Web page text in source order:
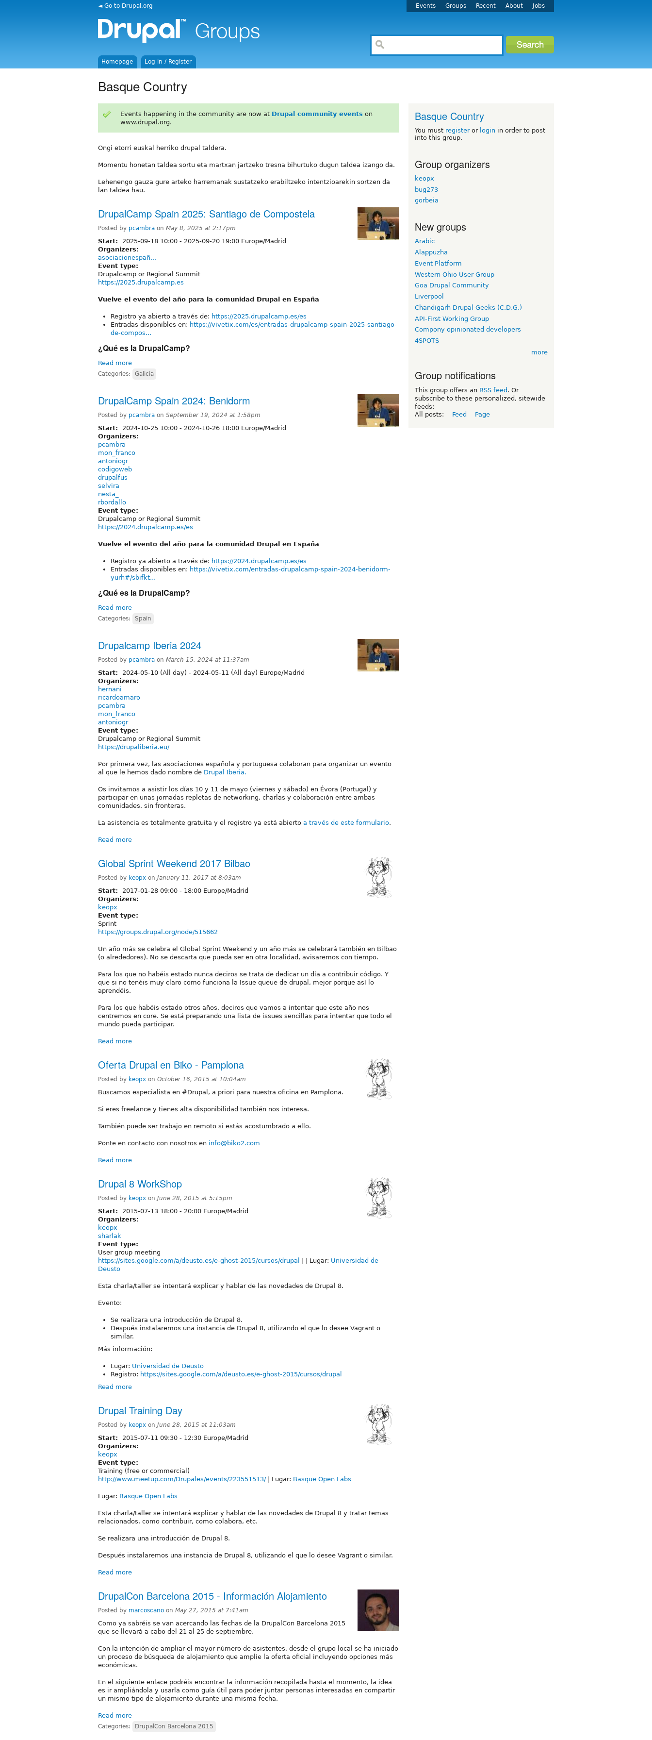
◄ Go to Drupal.org Events Groups Recent About Jobs
Homepage Log in / Register
Basque Country
Events happening in the community are now at Drupal community events on
www.drupal.org.
Ongi etorri euskal herriko drupal taldera.
Momentu honetan taldea sortu eta martxan jartzeko tresna bihurtuko dugun taldea izango da.
Lehenengo gauza gure arteko harremanak sustatzeko erabiltzeko intentzioarekin sortzen da
lan taldea hau.
DrupalCamp Spain 2025: Santiago de Compostela
Posted by pcambra on May 8, 2025 at 2:17pm
Start: 2025-09-18 10:00 - 2025-09-20 19:00 Europe/Madrid
Organizers:
asociacionespañ...
Event type:
Drupalcamp or Regional Summit
https://2025.drupalcamp.es
Vuelve el evento del año para la comunidad Drupal en España
Registro ya abierto a través de: https://2025.drupalcamp.es/es
Entradas disponibles en: https://vivetix.com/es/entradas-drupalcamp-spain-2025-santiago-
de-compos...
¿Qué es la DrupalCamp?
Read more
Categories: Galicia
DrupalCamp Spain 2024: Benidorm
Posted by pcambra on September 19, 2024 at 1:58pm
Start: 2024-10-25 10:00 - 2024-10-26 18:00 Europe/Madrid
Organizers:
pcambra
mon_franco
antoniogr
codigoweb
drupalfus
selvira
nesta_
rbordallo
Event type:
Drupalcamp or Regional Summit
https://2024.drupalcamp.es/es
Vuelve el evento del año para la comunidad Drupal en España
Registro ya abierto a través de: https://2024.drupalcamp.es/es
Entradas disponibles en: https://vivetix.com/entradas-drupalcamp-spain-2024-benidorm-
yurh#/sbifkt...
¿Qué es la DrupalCamp?
Read more
Categories: Spain
Drupalcamp Iberia 2024
Posted by pcambra on March 15, 2024 at 11:37am
Start: 2024-05-10 (All day) - 2024-05-11 (All day) Europe/Madrid
Organizers:
hernani
ricardoamaro
pcambra
mon_franco
antoniogr
Event type:
Drupalcamp or Regional Summit
https://drupaliberia.eu/
Por primera vez, las asociaciones española y portuguesa colaboran para organizar un evento
al que le hemos dado nombre de Drupal Iberia.
Os invitamos a asistir los días 10 y 11 de mayo (viernes y sábado) en Évora (Portugal) y
participar en unas jornadas repletas de networking, charlas y colaboración entre ambas
comunidades, sin fronteras.
La asistencia es totalmente gratuita y el registro ya está abierto a través de este formulario.
Read more
Global Sprint Weekend 2017 Bilbao
Posted by keopx on January 11, 2017 at 8:03am
Start: 2017-01-28 09:00 - 18:00 Europe/Madrid
Organizers:
keopx
Event type:
Sprint
https://groups.drupal.org/node/515662
Un año más se celebra el Global Sprint Weekend y un año más se celebrará también en Bilbao
(o alrededores). No se descarta que pueda ser en otra localidad, avisaremos con tiempo.
Para los que no habéis estado nunca deciros se trata de dedicar un día a contribuir código. Y
que si no tenéis muy claro como funciona la Issue queue de drupal, mejor porque así lo
aprendéis.
Para los que habéis estado otros años, deciros que vamos a intentar que este año nos
centremos en core. Se está preparando una lista de issues sencillas para intentar que todo el
mundo pueda participar.
Read more
Oferta Drupal en Biko - Pamplona
Posted by keopx on October 16, 2015 at 10:04am
Buscamos especialista en #Drupal, a priori para nuestra oficina en Pamplona.
Si eres freelance y tienes alta disponibilidad también nos interesa.
También puede ser trabajo en remoto si estás acostumbrado a ello.
Ponte en contacto con nosotros en info@biko2.com
Read more
Drupal 8 WorkShop
Posted by keopx on June 28, 2015 at 5:15pm
Start: 2015-07-13 18:00 - 20:00 Europe/Madrid
Organizers:
keopx
sharlak
Event type:
User group meeting
https://sites.google.com/a/deusto.es/e-ghost-2015/cursos/drupal
| | Lugar: Universidad de
Deusto
Esta charla/taller se intentará explicar y hablar de las novedades de Drupal 8.
Evento:
Se realizara una introducción de Drupal 8.
Después instalaremos una instancia de Drupal 8, utilizando el que lo desee Vagrant o
similar.
Más información:
Lugar: Universidad de Deusto
Registro: https://sites.google.com/a/deusto.es/e-ghost-2015/cursos/drupal
Read more
Drupal Training Day
Posted by keopx on June 28, 2015 at 11:03am
Start: 2015-07-11 09:30 - 12:30 Europe/Madrid
Organizers:
keopx
Event type:
Training (free or commercial)
http://www.meetup.com/Drupales/events/223551513/| Lugar: Basque Open Labs
Lugar: Basque Open Labs
Esta charla/taller se intentará explicar y hablar de las novedades de Drupal 8 y tratar temas
relacionados, como contribuir, como colabora, etc.
Se realizara una introducción de Drupal 8.
Después instalaremos una instancia de Drupal 8, utilizando el que lo desee Vagrant o similar.
Read more
DrupalCon Barcelona 2015 - Información Alojamiento
Posted by marcoscano on May 27, 2015 at 7:41am
Como ya sabréis se van acercando las fechas de la DrupalCon Barcelona 2015
que se llevará a cabo del 21 al 25 de septiembre.
Con la intención de ampliar el mayor número de asistentes, desde el grupo local se ha iniciado
un proceso de búsqueda de alojamiento que amplie la oferta oficial incluyendo opciones más
económicas.
En el siguiente enlace podréis encontrar la información recopilada hasta el momento, la idea
es ir ampliándola y usarla como guía útil para poder juntar personas interesadas en compartir
un mismo tipo de alojamiento durante una misma fecha.
Read more
Categories: DrupalCon Barcelona 2015
Basque Country
You must registeror login in order to post
into this group.
Group organizers
keopx
bug273
gorbeia
New groups
Arabic
Alappuzha
Event Platform
Western Ohio User Group
Goa Drupal Community
Liverpool
Chandigarh Drupal Geeks (C.D.G.)
API-First Working Group
Compony opinionated developers
4SPOTS
more
Group notifications
This group offers an RSS feed . Or
subscribe to these personalized, sitewide
feeds:
All posts:
Feed Page